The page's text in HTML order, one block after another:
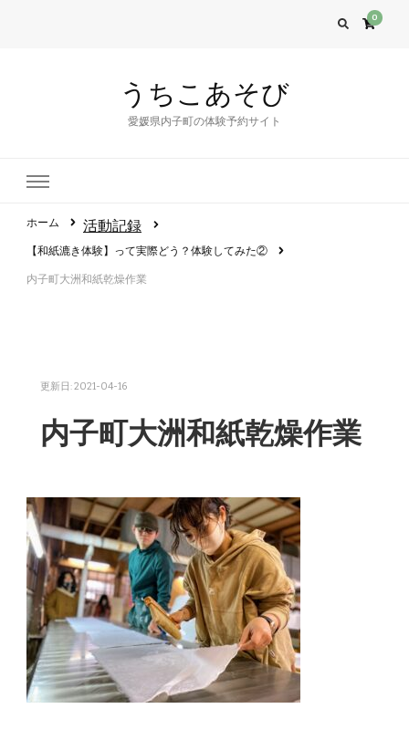
0
うちこあそび
愛媛県内子町の体験予約サイト
ホーム 活動記録
【和紙漉き体験】って実際どう？体験してみた②
内子町大洲和紙乾燥作業
更新日:2021-04-16
内子町大洲和紙乾燥作業